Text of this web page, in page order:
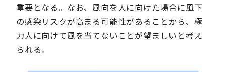
重要となる。なお、風向を人に向けた場合に風下
の感染リスクが高まる可能性があることから、極
力人に向けて風を当てないことが望ましいと考え
られる。